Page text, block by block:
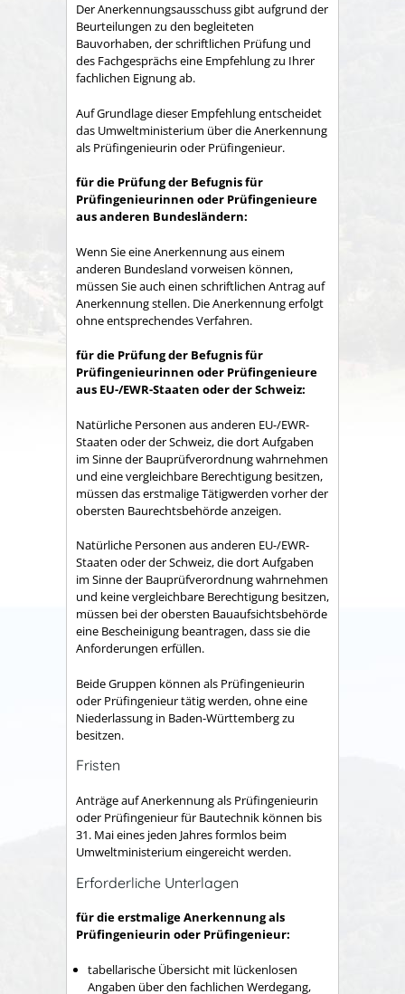
Der Anerkennungsausschuss gibt aufgrund der
Beurteilungen zu den begleiteten
Bauvorhaben, der schriftlichen Prüfung und
des Fachgesprächs eine Empfehlung zu Ihrer
fachlichen Eignung ab.
Auf Grundlage dieser Empfehlung entscheidet
das Umweltministerium über die Anerkennung
als Prüfingenieurin oder Prüfingenieur.
für die Prüfung der Befugnis für
Prüfingenieurinnen oder Prüfingenieure
aus anderen Bundesländern:
Wenn Sie eine Anerkennung aus einem
anderen Bundesland vorweisen können,
müssen Sie auch einen schriftlichen Antrag auf
Anerkennung stellen. Die Anerkennung erfolgt
ohne entsprechendes Verfahren.
für die Prüfung der Befugnis für
Prüfingenieurinnen oder Prüfingenieure
aus EU-/EWR-Staaten oder der Schweiz:
Natürliche Personen aus anderen EU-/EWR-
Staaten oder der Schweiz, die dort Aufgaben
im Sinne der Bauprüfverordnung wahrnehmen
und eine vergleichbare Berechtigung besitzen,
müssen das erstmalige Tätigwerden vorher der
obersten Baurechtsbehörde anzeigen.
Natürliche Personen aus anderen EU-/EWR-
Staaten oder der Schweiz, die dort Aufgaben
im Sinne der Bauprüfverordnung wahrnehmen
und keine vergleichbare Berechtigung besitzen,
müssen bei der obersten Bauaufsichtsbehörde
eine Bescheinigung beantragen, dass sie die
Anforderungen erfüllen.
Beide Gruppen können als Prüfingenieurin
oder Prüfingenieur tätig werden, ohne eine
Niederlassung in Baden-Württemberg zu
besitzen.
Fristen
Anträge auf Anerkennung als Prüfingenieurin
oder Prüfingenieur für Bautechnik können bis
31. Mai eines jeden Jahres formlos beim
Umweltministerium eingereicht werden.
Erforderliche Unterlagen
für die erstmalige Anerkennung als
Prüfingenieurin oder Prüfingenieur:
tabellarische Übersicht mit lückenlosen
Angaben über den fachlichen Werdegang,